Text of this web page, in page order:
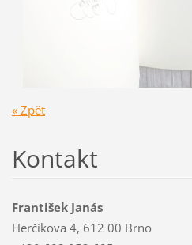
« Zpět
Kontakt
František Janás
Herčíkova 4, 612 00 Brno